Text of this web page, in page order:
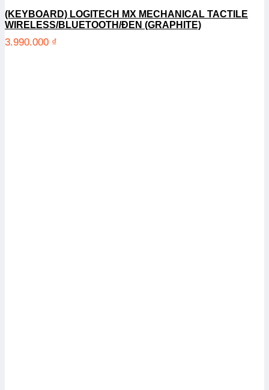
(KEYBOARD) LOGITECH MX MECHANICAL TACTILE
WIRELESS/BLUETOOTH/ĐEN (GRAPHITE)
3.990.000 ₫